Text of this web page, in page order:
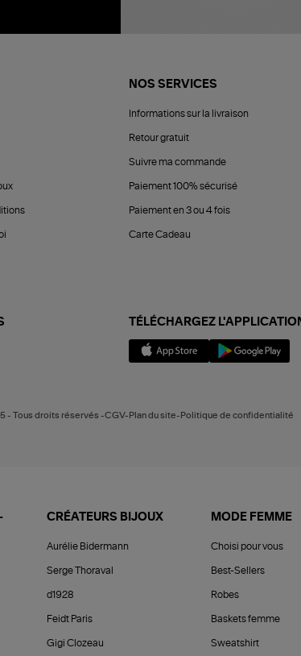
NOS SERVICES
Informations sur la livraison
Retour gratuit
Suivre ma commande
Paiement 100% sécurisé
Paiement en 3 ou 4 fois
Carte Cadeau
TÉLÉCHARGEZ
- Tous droits réservés -CGV-Plan du site-Politique de confidentialité
CRÉATEURS BIJOUX
Aurélie Bidermann
Serge Thoraval
d1928
Feidt Paris
Gigi Clozeau
MODE FEMME
Choisi pour vous
Best-Sellers
Robes
Baskets femme
Sweatshirt